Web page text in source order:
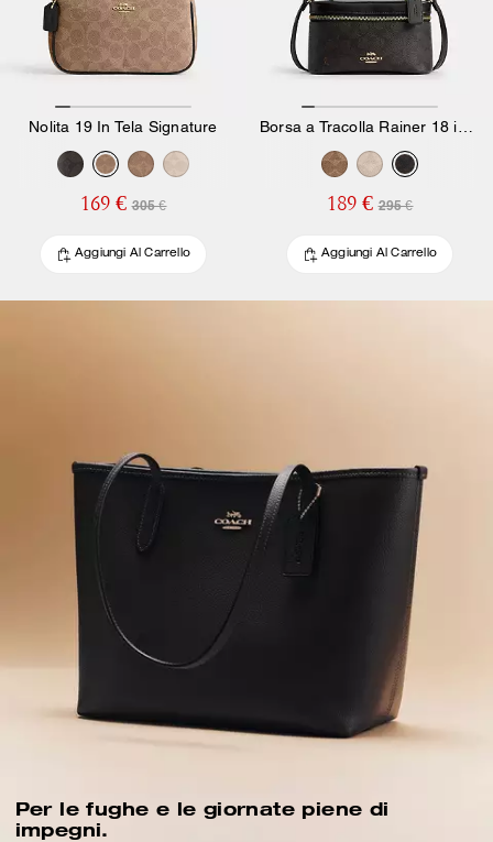
Nolita 19 In Tela Signature
169 € 305 €
Aggiungi Al Carrello
Borsa a Tracolla Rainer 18 in Tela Signature
189 € 295 €
Aggiungi Al Carrello
Per le fughe e le giornate piene di
impegni.